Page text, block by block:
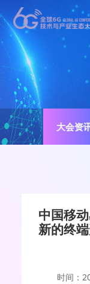
大会资
中国移
新的终
时间：